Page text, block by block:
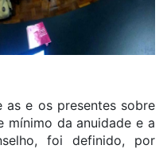
e os presentes sobre
mínimo da anuidade e a
foi definido, por